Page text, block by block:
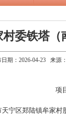
委铁塔
日期：2026-04-23 来源
项
宁区郑陆镇牟家